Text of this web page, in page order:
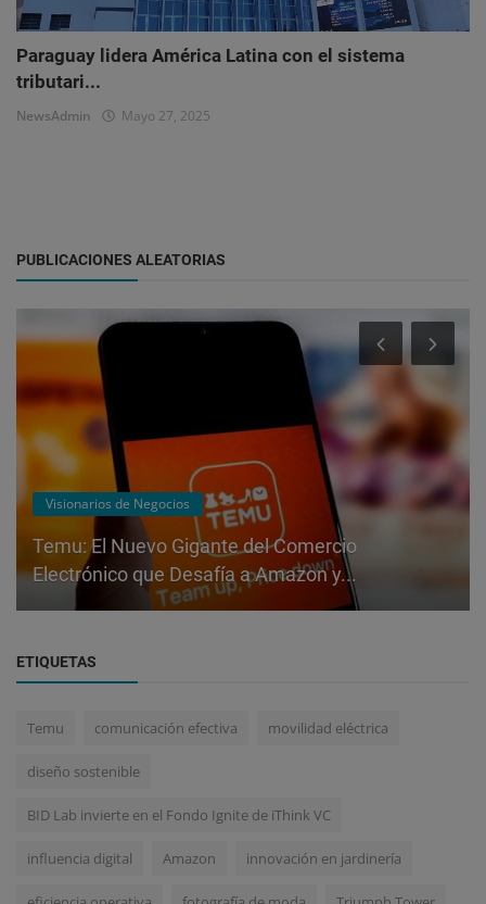
Paraguay lidera América Latina con el sistema
tributari...
NewsAdmin Mayo 27, 2025
PUBLICACIONES ALEATORIAS
Visionarios de Negocios
Temu: El Nuevo Gigante del Comercio
Electrónico que Desafía a Amazon y...
ETIQUETAS
Temu comunicación efectiva movilidad eléctrica
diseño sostenible
BID Lab invierte en el Fondo Ignite de iThink VC
influencia digital Amazon innovación en jardinería